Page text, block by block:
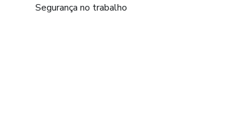
Segurança no trabalho